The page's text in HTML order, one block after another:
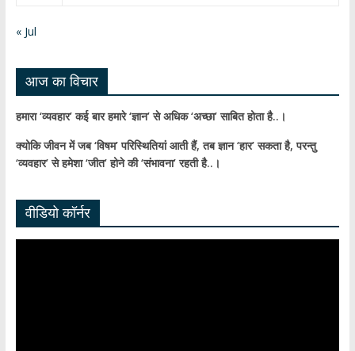
« Jul
आज का विचार
हमारा ‘व्यवहार’ कई बार हमारे ‘ज्ञान’ से अधिक ‘अच्छा’ साबित होता है..।
क्योकि जीवन में जब ‘विषम’ परिस्थितियां आती हैं,तब ज्ञान ‘हार’ सकता है,परन्तु
‘व्यवहार’ से हमेशा ‘जीत’ होने की ‘संभावना’ रहती है..।
वीडियो कॉर्नर